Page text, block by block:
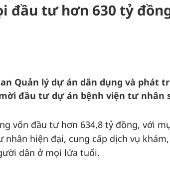
đầu tư hơn 630 tỷ
Quản lý dự án dân dụng và phát
đầu tư dự án bệnh viện tư nhân
vốn đầu tư hơn 634,8 tỷ đồng, với
nhân hiện đại, cung cấp dịch vụ
dân ở mọi lứa tuổi.